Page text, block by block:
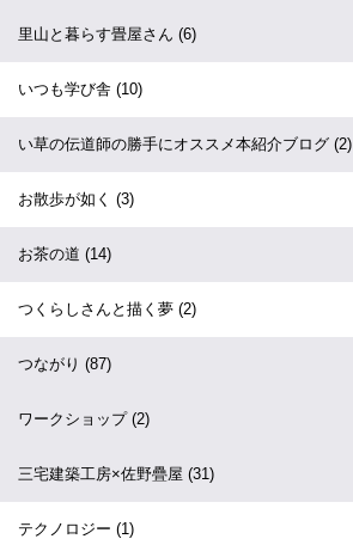
里山と暮らす畳屋さん (6)
いつも学び舎 (10)
い草の伝道師の勝手にオススメ本紹介ブログ (2)
お散歩が如く (3)
お茶の道 (14)
つくらしさんと描く夢 (2)
つながり (87)
ワークショップ (2)
三宅建築工房×佐野疊屋 (31)
テクノロジー (1)